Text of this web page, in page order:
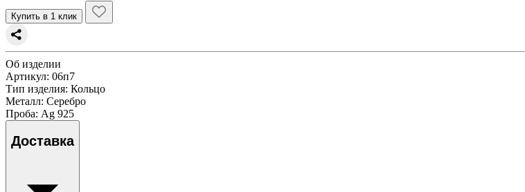
Купить в 1 клик
Об изделии
Артикул: 06п7
Тип изделия: Кольцо
Металл: Серебро
Проба: Ag 925
Доставка